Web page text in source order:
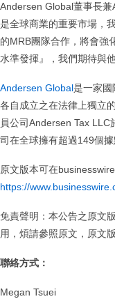
Andersen Global董事長
是全球商業的重要市場，
的MRB團隊合作，將會強
水準發揮』，我們期待與
Andersen Global是一家國
各自成立之在法律上獨立
員公司Andersen Tax
司在全球擁有超過149個
原文版本可在
https://
免責聲明：本公告之原文
用，煩請參照原文，原文
聯絡方式：
Megan Tsuei